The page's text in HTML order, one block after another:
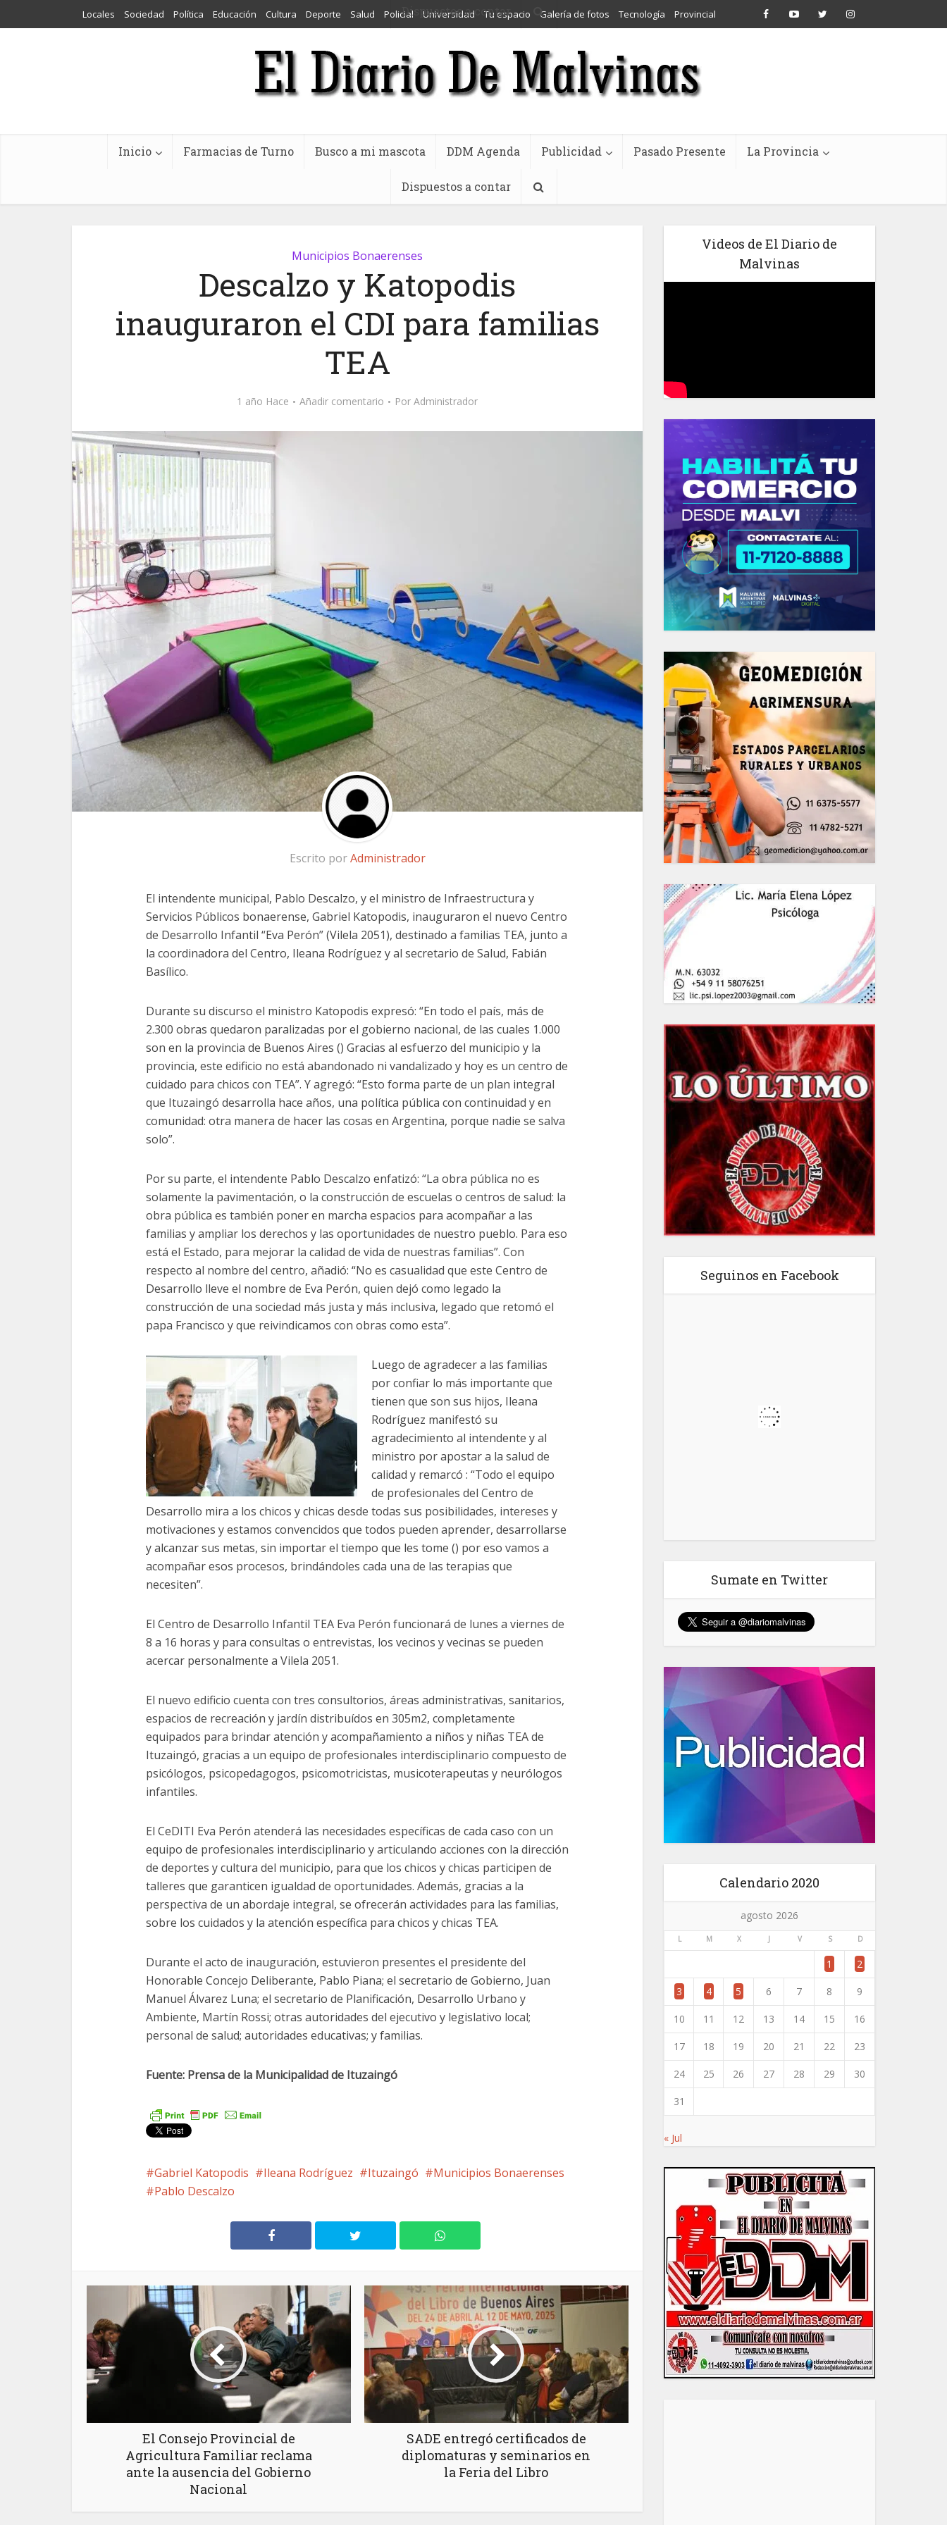
Dispuestos a contar
Locales Sociedad Política Educación Cultura Deporte Salud Policial Universidad Tu espacio Galería de fotos Tecnología Provincial
Inicio Farmacias de Turno Busco a mi mascota DDM Agenda Publicidad Pasado Presente La Provincia
Dispuestos a contar
Municipios Bonaerenses
Descalzo y Katopodis
inauguraron el CDI para familias
TEA
1 año Hace Añadir comentario Por Administrador
Escrito porAdministrador
El intendente municipal, Pablo Descalzo, y el ministro de Infraestructura y
Servicios Públicos bonaerense, Gabriel Katopodis, inauguraron el nuevo Centro
de Desarrollo Infantil “Eva Perón” (Vilela 2051), destinado a familias TEA, junto a
la coordinadora del Centro, Ileana Rodríguez y al secretario de Salud, Fabián
Basílico.
Durante su discurso el ministro Katopodis expresó: “En todo el país, más de
2.300 obras quedaron paralizadas por el gobierno nacional, de las cuales 1.000
son en la provincia de Buenos Aires () Gracias al esfuerzo del municipio y la
provincia, este edificio no está abandonado ni vandalizado y hoy es un centro de
cuidado para chicos con TEA”. Y agregó: “Esto forma parte de un plan integral
que Ituzaingó desarrolla hace años, una política pública con continuidad y en
comunidad: otra manera de hacer las cosas en Argentina, porque nadie se salva
solo”.
Por su parte, el intendente Pablo Descalzo enfatizó: “La obra pública no es
solamente la pavimentación, o la construcción de escuelas o centros de salud: la
obra pública es también poner en marcha espacios para acompañar a las
familias y ampliar los derechos y las oportunidades de nuestro pueblo. Para eso
está el Estado, para mejorar la calidad de vida de nuestras familias”. Con
respecto al nombre del centro, añadió: “No es casualidad que este Centro de
Desarrollo lleve el nombre de Eva Perón, quien dejó como legado la
construcción de una sociedad más justa y más inclusiva, legado que retomó el
papa Francisco y que reivindicamos con obras como esta”.
Luego de agradecer a las familias
por confiar lo más importante que
tienen que son sus hijos, Ileana
Rodríguez manifestó su
agradecimiento al intendente y al
ministro por apostar a la salud de
calidad y remarcó : “Todo el equipo
de profesionales del Centro de
Desarrollo mira a los chicos y chicas desde todas sus posibilidades, intereses y
motivaciones y estamos convencidos que todos pueden aprender, desarrollarse
y alcanzar sus metas, sin importar el tiempo que les tome () por eso vamos a
acompañar esos procesos, brindándoles cada una de las terapias que
necesiten”.
El Centro de Desarrollo Infantil TEA Eva Perón funcionará de lunes a viernes de
8 a 16 horas y para consultas o entrevistas, los vecinos y vecinas se pueden
acercar personalmente a Vilela 2051.
El nuevo edificio cuenta con tres consultorios, áreas administrativas, sanitarios,
espacios de recreación y jardín distribuídos en 305m2, completamente
equipados para brindar atención y acompañamiento a niños y niñas TEA de
Ituzaingó, gracias a un equipo de profesionales interdisciplinario compuesto de
psicólogos, psicopedagogos, psicomotricistas, musicoterapeutas y neurólogos
infantiles.
El CeDITI Eva Perón atenderá las necesidades específicas de cada caso con un
equipo de profesionales interdisciplinario y articulando acciones con la dirección
de deportes y cultura del municipio, para que los chicos y chicas participen de
talleres que garanticen igualdad de oportunidades. Además, gracias a la
perspectiva de un abordaje integral, se ofrecerán actividades para las familias,
sobre los cuidados y la atención específica para chicos y chicas TEA.
Durante el acto de inauguración, estuvieron presentes el presidente del
Honorable Concejo Deliberante, Pablo Piana; el secretario de Gobierno, Juan
Manuel Álvarez Luna; el secretario de Planificación, Desarrollo Urbano y
Ambiente, Martín Rossi; otras autoridades del ejecutivo y legislativo local;
personal de salud; autoridades educativas; y familias.
Fuente: Prensa de la Municipalidad de Ituzaingó
Gabriel Katopodis Ileana Rodríguez Ituzaingó
Municipios Bonaerenses
Pablo Descalzo
El Consejo Provincial de
Agricultura Familiar reclama
ante la ausencia del Gobierno
Nacional
SADE entregó certificados de
diplomaturas y seminarios en
la Feria del Libro
Videos de El Diario de
Malvinas
Seguinos en Facebook
Sumate en Twitter
Calendario 2020
agosto 2026
L M X J V S D
1 2
3 4 5 6 7 8 9
10 11 12 13 14 15 16
17 18 19 20 21 22 23
24 25 26 27 28 29 30
31
« Jul